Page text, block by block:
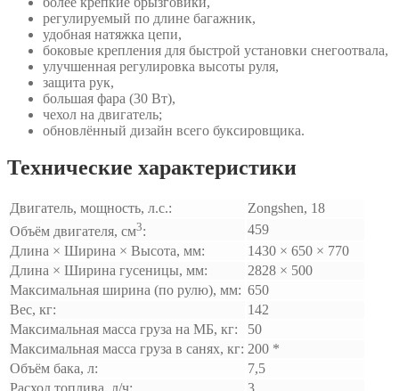
регулируемый по длине багажник,
удобная натяжка цепи,
боковые крепления для быстрой установки снегоотвала,
улучшенная регулировка высоты руля,
защита рук,
большая фара (30 Вт),
чехол на двигатель;
обновлённый дизайн всего буксировщика.
Технические характеристики
Двигатель, мощность, л.с.:
Zongshen, 18
Объём двигателя, см3:
459
Длина × Ширина × Высота, мм:
1430 × 650 × 770
Длина × Ширина гусеницы, мм:
2828 × 500
Максимальная ширина (по рулю), мм: 650
Вес, кг:
142
Максимальная масса груза на МБ, кг:
50
Максимальная масса груза в санях, кг: 200 *
Объём бака, л:
7,5